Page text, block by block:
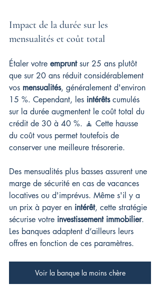
Impact de la durée sur les
mensualités et coût total
Étaler votre emprunt sur 25 ans plutôt
que sur 20 ans réduit considérablement
vos mensualités, généralement d'environ
15 %. Cependant, les intérêts cumulés
sur la durée augmentent le coût total du
crédit de 30 à 40 %. 🧘 Cette hausse
du coût vous permet toutefois de
conserver une meilleure trésorerie.
Des mensualités plus basses assurent une
marge de sécurité en cas de vacances
locatives ou d'imprévus. Même s'il y a
un prix à payer en intérêt, cette stratégie
sécurise votre investissement immobilier.
Les banques adaptent d’ailleurs leurs
offres en fonction de ces paramètres.
Voir la banque la moins chère